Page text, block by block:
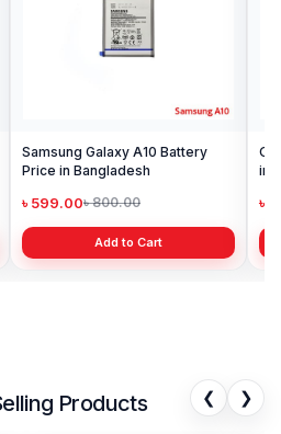
Samsung Galaxy A10 Battery
Price in Bangladesh
৳ 599.00৳ 800.00
Add to Cart
in
৳
Products ❮ ❯